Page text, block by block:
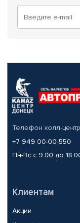
Телефон колл-
+7 949 00-00-550
Пн-Вс с 9.00 до
Клиентам
Акции